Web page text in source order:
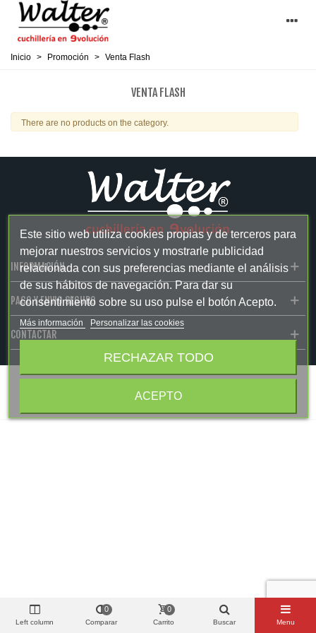
Inicio > Promoción > Venta Flash
VENTA FLASH
There are no products on the category.
INFORMACIÓN
PAGO Y ENVIO SEGURO
CONTACTAR
Este sitio web utiliza cookies propias y de terceros para
mejorar nuestros servicios y mostrarle publicidad
relacionada con sus preferencias mediante el análisis
de sus hábitos de navegación. Para dar su
consentimiento sobre su uso pulse el botón Acepto.
Más información Personalizar las cookies
RECHAZAR TODO
ACEPTO
Left column Comparar
0
Carrito
0
Buscar Menu